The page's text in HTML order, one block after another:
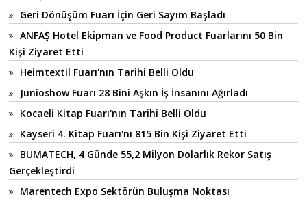
Geri Dönüşüm Fuarı İçin Geri Sayım Başladı
ANFAŞ Hotel Ekipman ve Food Product Fuarlarını 50 Bin
Kişi Ziyaret Etti
Heimtextil Fuarı'nın Tarihi Belli Oldu
Junioshow Fuarı 28 Bini Aşkın İş İnsanını Ağırladı
Kocaeli Kitap Fuarı'nın Tarihi Belli Oldu
Kayseri 4. Kitap Fuarı'nı 815 Bin Kişi Ziyaret Etti
BUMATECH, 4 Günde 55,2 Milyon Dolarlık Rekor Satış
Gerçekleştirdi
Marentech Expo Sektörün Buluşma Noktası